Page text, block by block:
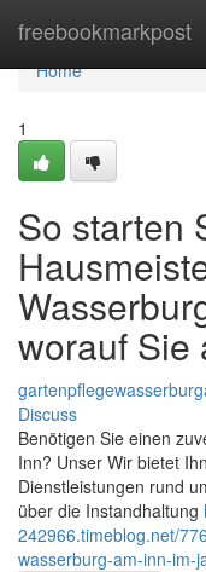
freebookmarkpost
Home
Home
1
So starten
worauf Sie
Discuss
Benötigen Sie einen
Inn? Unser Wir bietet
Dienstleistungen rund
über die Instandhaltung
242966.timeblog.net/
wasserburg-am-inn-im-